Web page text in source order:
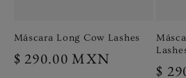
Máscara Long Cow Lashes
Precio
$ 290.00 MXN
$